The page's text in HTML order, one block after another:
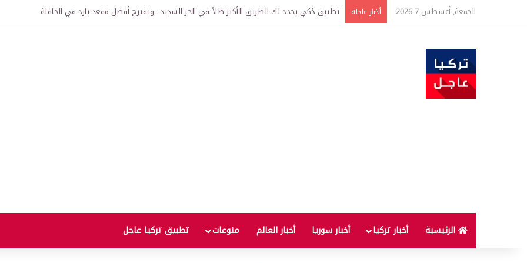
الجمعة, أغسطس 7 2026 أخبار عاجلة تركيا وسوريا توقعان اتفاقية لإنشاء “الجامعة السورية التركية” في دمشق.. منح دراسية واعتراف بالشهادات
الرئيسية أخبار تركيا أخبار سوريا أخبار العالم منوعات تطبيق تركيا عاجل